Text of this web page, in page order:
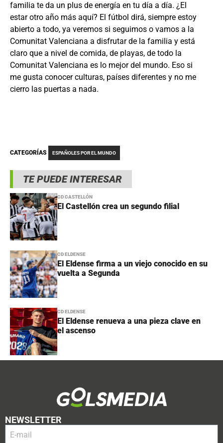
TE PUEDE INTERESAR
CD CASTELLÓN
El Castellón crea un segundo filial
CD ELDENSE
El Eldense firma a un viejo conocido en su
vuelta a Segunda
CD ELDENSE
El Eldense renueva a una pieza clave en
el ascenso
familia te da un plus de energía en tu día a día. ¿El
estar otro año más aquí? El fútbol dirá, siempre estoy
abierto a todo, ya veremos si seguimos o vamos a la
Comunitat Valenciana a disfrutar de la familia y está
claro que a nivel de comida, de playas, de todo la
Comunitat Valenciana es lo mejor del mundo. Eso si
me gusta conocer culturas, países diferentes y no me
cierro las puertas a nada.
CATEGORÍAS ESPAÑOLES POR EL MUNDO
NEWSLETTER